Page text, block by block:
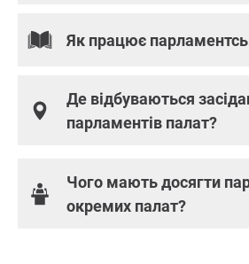
Як працює
Де відбуваються
парламентів палат?
Чого мають досягти
окремих палат?